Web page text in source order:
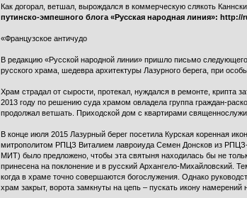
Как догорал, ветшал, вырождался в коммерческую слякоть
путинско-эмпешного блога «Русская народная линия»:
«Французское античудо
В редакцию «Русской народной линии» пришло письмо
русского храма, шедевра архитектуры Лазурного берега, при
Храм страдал от сырости, протекал, нуждался в ремонте, крипта
2013 году по решению суда храмом овладела группа граждан-
продолжал ветшать. Приходской дом с квартирами
В конце июля 2015 Лазурный берег посетила Курская коренная
митрополитом РПЦЗ Виталием лавроиуда Семен Донсков из
МИТ) было предложено, чтобы эта святыня находилась бы не
принесена на поклонение и в русский Архангело-Михайловский.
когда в храме точно совершаются богослужения. Однако
храм закрыт, ворота замкнуты на цепь – пускать икону намерений